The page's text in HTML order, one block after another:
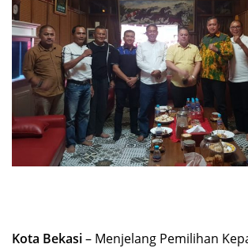
Kota Bekasi– Menjelang Pemilihan